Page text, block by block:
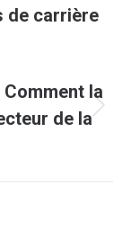
de carrière
la
de la